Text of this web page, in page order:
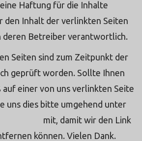
Haftung für die Inhalte
den Inhalt der verlinkten Seiten
deren Betreiber verantwortlich.
Seiten sind zum Zeitpunkt der
geprüft worden. Sollte Ihnen
einer von uns verlinkten Seite
uns dies bitte umgehend unter
mit, damit wir den Link
können. Vielen Dank.